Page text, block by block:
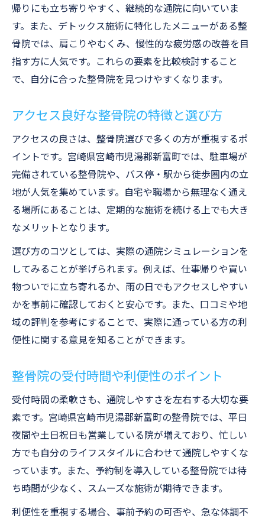
帰りにも立ち寄りやすく、継続的な通院に向いていま
す。また、デトックス施術に特化したメニューがある整
骨院では、肩こりやむくみ、慢性的な疲労感の改善を目
指す方に人気です。これらの要素を比較検討すること
で、自分に合った整骨院を見つけやすくなります。
アクセス良好な整骨院の特徴と選び方
アクセスの良さは、整骨院選びで多くの方が重視するポ
イントです。宮崎県宮崎市児湯郡新富町では、駐車場が
完備されている整骨院や、バス停・駅から徒歩圏内の立
地が人気を集めています。自宅や職場から無理なく通え
る場所にあることは、定期的な施術を続ける上でも大き
なメリットとなります。
選び方のコツとしては、実際の通院シミュレーションを
してみることが挙げられます。例えば、仕事帰りや買い
物ついでに立ち寄れるか、雨の日でもアクセスしやすい
かを事前に確認しておくと安心です。また、口コミや地
域の評判を参考にすることで、実際に通っている方の利
便性に関する意見を知ることができます。
整骨院の受付時間や利便性のポイント
受付時間の柔軟さも、通院しやすさを左右する大切な要
素です。宮崎県宮崎市児湯郡新富町の整骨院では、平日
夜間や土日祝日も営業している院が増えており、忙しい
方でも自分のライフスタイルに合わせて通院しやすくな
っています。また、予約制を導入している整骨院では待
ち時間が少なく、スムーズな施術が期待できます。
利便性を重視する場合、事前予約の可否や、急な体調不